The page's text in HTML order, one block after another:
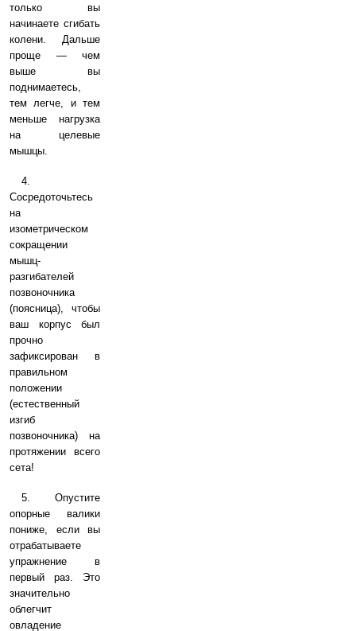
только вы
начинаете сгибать
колени. Дальше
проще — чем
выше вы
поднимаетесь,
тем легче, и тем
меньше нагрузка
на целевые
мышцы.
4.
Сосредоточьтесь
на
изометрическом
сокращении
мышц-
разгибателей
позвоночника
(поясница), чтобы
ваш корпус был
прочно
зафиксирован в
правильном
положении
(естественный
изгиб
позвоночника) на
протяжении всего
сета!
5. Опустите
опорные валики
пониже, если вы
отрабатываете
упражнение в
первый раз. Это
значительно
облегчит
овладение